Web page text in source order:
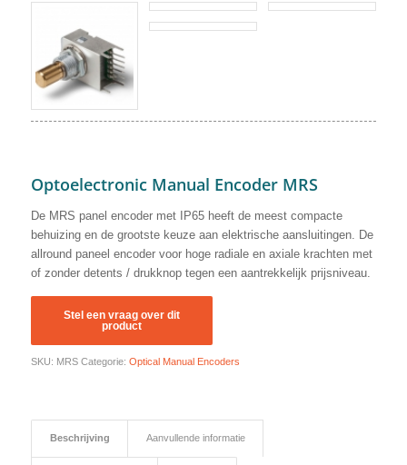
Optoelectronic Manual Encoder MRS
De MRS panel encoder met IP65 heeft de meest compacte
behuizing en de grootste keuze aan elektrische aansluitingen. De
allround paneel encoder voor hoge radiale en axiale krachten met
of zonder detents / drukknop tegen een aantrekkelijk prijsniveau.
SKU: MRS Categorie: Optical Manual Encoders
Beschrijving Aanvullende informatie